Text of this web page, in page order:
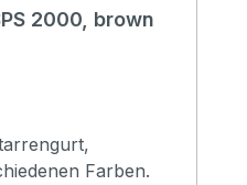
2000, brown
Farben.